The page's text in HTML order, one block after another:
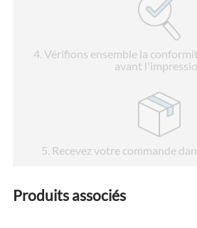
4. Vérifions ensemble la
avant
5 . Recevez votre commande
Produits associés